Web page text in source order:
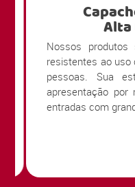
Alta
Nossos produtos
resistentes ao uso
pessoas. Sua
apresentação por
entradas com